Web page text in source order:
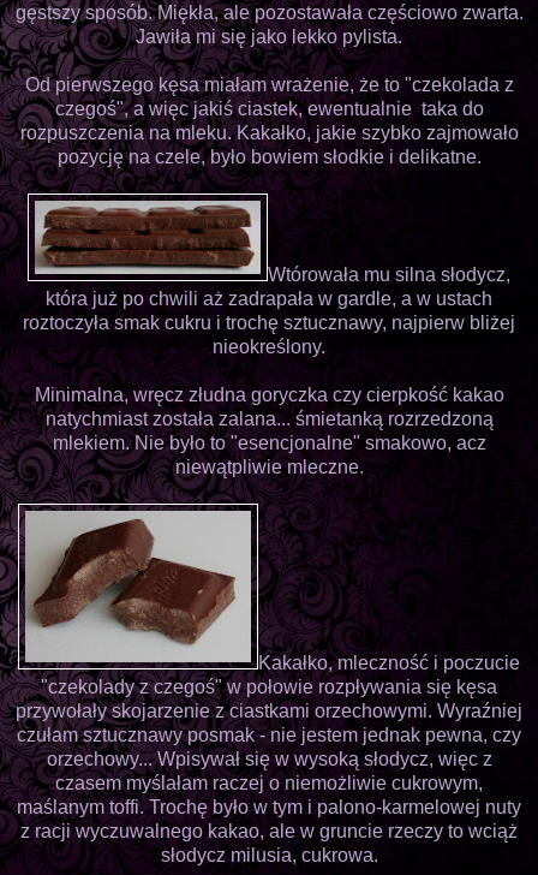
gęstszy sposób. Miękła, ale pozostawała częściowo zwarta.
Jawiła mi się jako lekko pylista.
Od pierwszego kęsa miałam wrażenie, że to "czekolada z
czegoś", a więc jakiś ciastek, ewentualnie taka do
rozpuszczenia na mleku. Kakałko, jakie szybko zajmowało
pozycję na czele, było bowiem słodkie i delikatne.
Wtórowała mu silna słodycz,
która już po chwili aż zadrapała w gardle, a w ustach
roztoczyła smak cukru i trochę sztucznawy, najpierw bliżej
nieokreślony.
Minimalna, wręcz złudna goryczka czy cierpkość kakao
natychmiast została zalana... śmietanką rozrzedzoną
mlekiem. Nie było to "esencjonalne" smakowo, acz
niewątpliwie mleczne.
Kakałko, mleczność i poczucie
"czekolady z czegoś" w połowie rozpływania się kęsa
przywołały skojarzenie z ciastkami orzechowymi. Wyraźniej
czułam sztucznawy posmak - nie jestem jednak pewna, czy
orzechowy... Wpisywał się w wysoką słodycz, więc z
czasem myślałam raczej o niemożliwie cukrowym,
maślanym toffi. Trochę było w tym i palono-karmelowej nuty
z racji wyczuwalnego kakao, ale w gruncie rzeczy to wciąż
słodycz milusia, cukrowa.